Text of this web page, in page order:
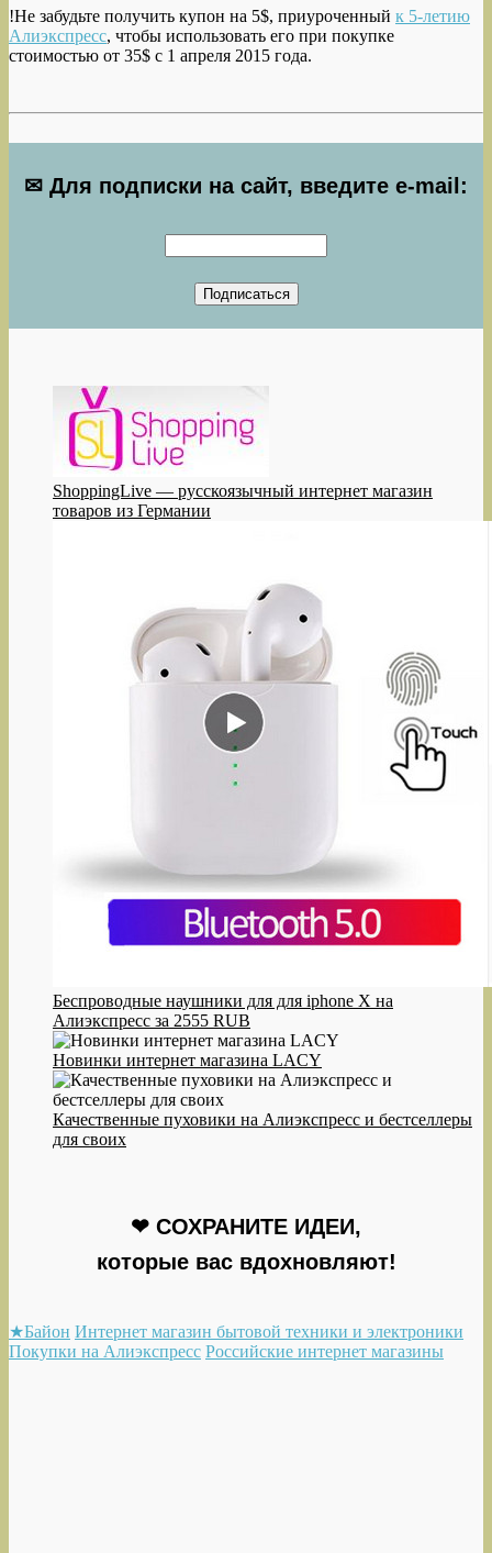
!Не забудьте получить купон на 5$, приуроченный к 5-летию
Алиэкспресс, чтобы использовать его при покупке
стоимостью от 35$ с 1 апреля 2015 года.
✉ Для подписки на сайт, введите e-mail:
ShoppingLive — русскоязычный интернет магазин
товаров из Германии
Беспроводные наушники для для iphone X на
Алиэкспресс за 2555 RUB
Новинки интернет магазина LACY
Качественные пуховики на Алиэкспресс и бестселлеры
для своих
❤ СОХРАНИТЕ ИДЕИ,
которые вас вдохновляют!
★Байон Интернет магазин бытовой техники и электроники
Покупки на Алиэкспресс Российские интернет магазины